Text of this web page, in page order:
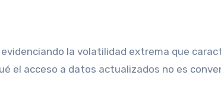
el acceso a datos actualizados no es